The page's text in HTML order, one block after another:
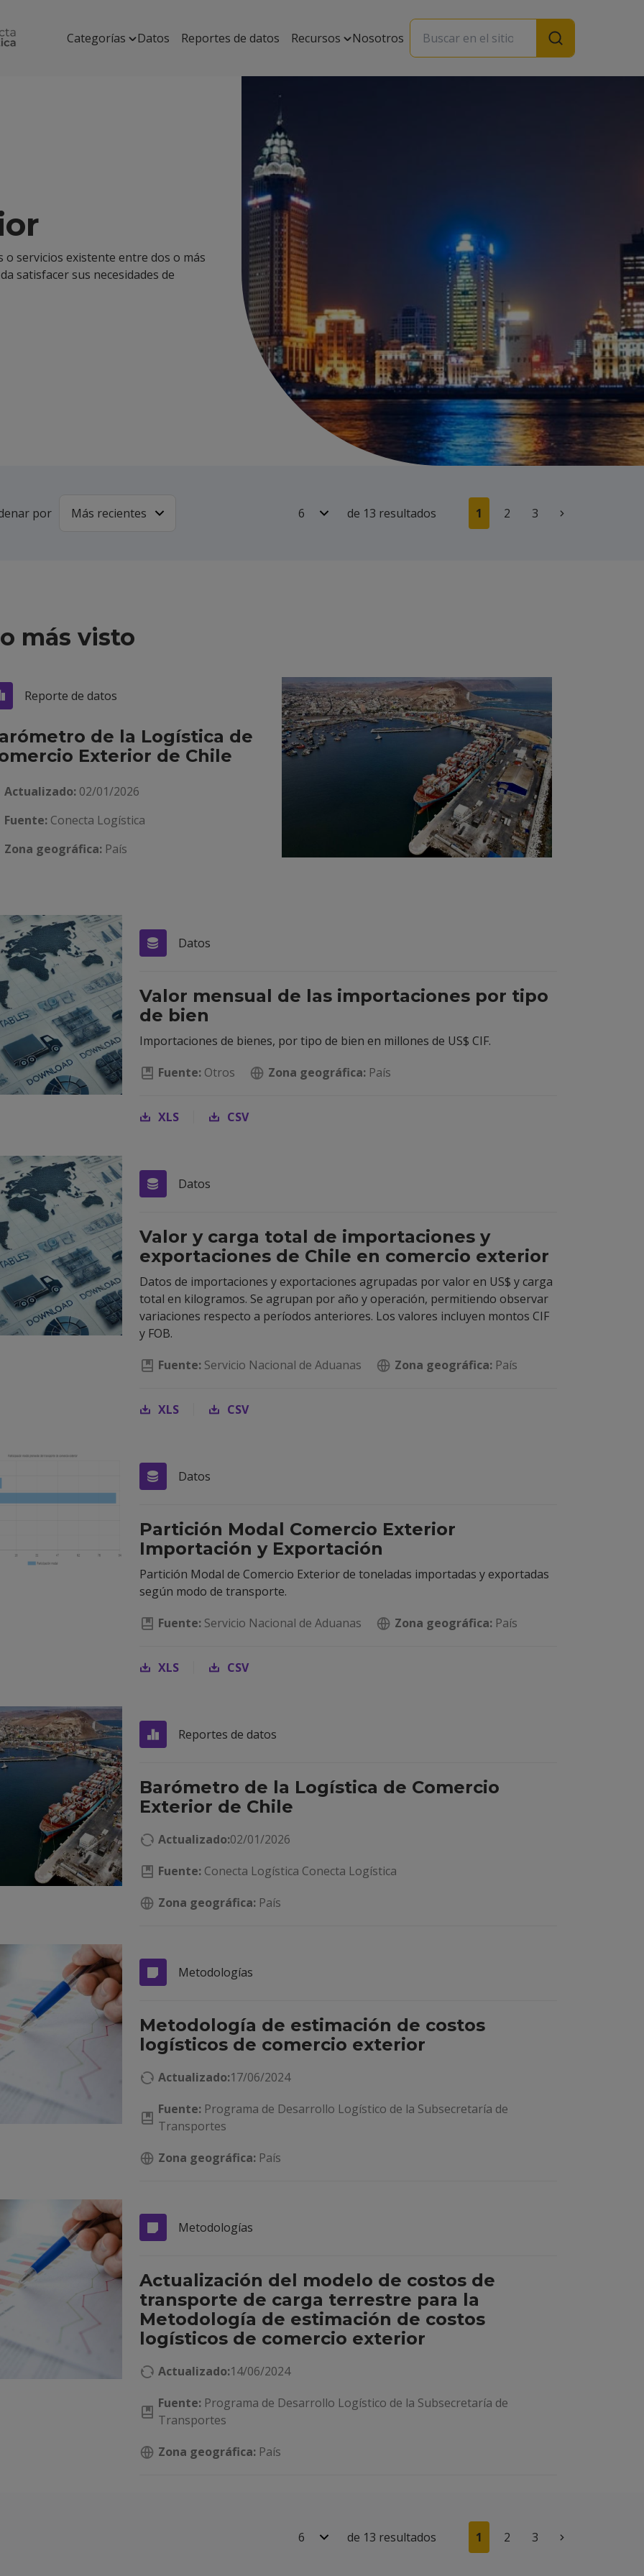
Categorías Datos Reportes de datos Recursos Nosotros
servicios existente entre dos o más
satisfacer sus necesidades de
por de 13 resultados 1 2 3
más visto
Reporte de datos
de la Logística de
Exterior de Chile
Actualizado: 02/01/2026
Fuente: Conecta Logística
Zona geográfica: País
Datos
Valor mensual de las importaciones por tipo
de bien
Importaciones de bienes, por tipo de bien en millones de US$ CIF.
Fuente: Otros Zona geográfica: País
XLS CSV
Datos
Valor y carga total de importaciones y
exportaciones de Chile en comercio exterior
Datos de importaciones y exportaciones agrupadas por valor en US$ y carga
total en kilogramos. Se agrupan por año y operación, permitiendo observar
variaciones respecto a períodos anteriores. Los valores incluyen montos CIF
y FOB.
Fuente: Servicio Nacional de Aduanas Zona geográfica: País
XLS CSV
Datos
Partición Modal Comercio Exterior
Importación y Exportación
Partición Modal de Comercio Exterior de toneladas importadas y exportadas
según modo de transporte.
Fuente: Servicio Nacional de Aduanas Zona geográfica: País
XLS CSV
Reportes de datos
Barómetro de la Logística de Comercio
Exterior de Chile
Actualizado:02/01/2026
Fuente: Conecta Logística Conecta Logística
Zona geográfica: País
Metodologías
Metodología de estimación de costos
logísticos de comercio exterior
Actualizado:17/06/2024
Fuente: Programa de Desarrollo Logístico de la Subsecretaría de
Transportes
Zona geográfica: País
Metodologías
Actualización del modelo de costos de
transporte de carga terrestre para la
Metodología de estimación de costos
logísticos de comercio exterior
Actualizado:14/06/2024
Fuente: Programa de Desarrollo Logístico de la Subsecretaría de
Transportes
Zona geográfica: País
de 13 resultados 1 2 3